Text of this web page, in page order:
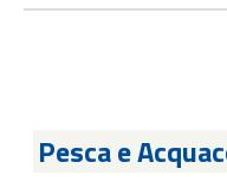
Pesca e